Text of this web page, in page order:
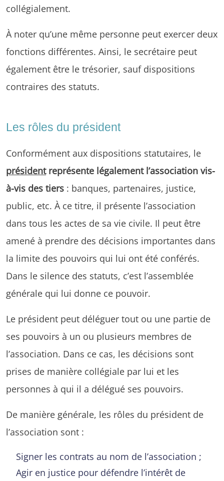
collégialement.
À noter qu’une même personne peut exercer deux
fonctions différentes. Ainsi, le secrétaire peut
également être le trésorier, sauf dispositions
contraires des statuts.
Les rôles du président
Conformément aux dispositions statutaires, le
présidentreprésente légalement l’association vis-
à-vis des tiers : banques, partenaires, justice,
public, etc. À ce titre, il présente l’association
dans tous les actes de sa vie civile. Il peut être
amené à prendre des décisions importantes dans
la limite des pouvoirs qui lui ont été conférés.
Dans le silence des statuts, c’est l’assemblée
générale qui lui donne ce pouvoir.
Le président peut déléguer tout ou une partie de
ses pouvoirs à un ou plusieurs membres de
l’association. Dans ce cas, les décisions sont
prises de manière collégiale par lui et les
personnes à qui il a délégué ses pouvoirs.
De manière générale, les rôles du président de
l’association sont :
Signer les contrats au nom de l’association ;
Agir en justice pour défendre l’intérêt de